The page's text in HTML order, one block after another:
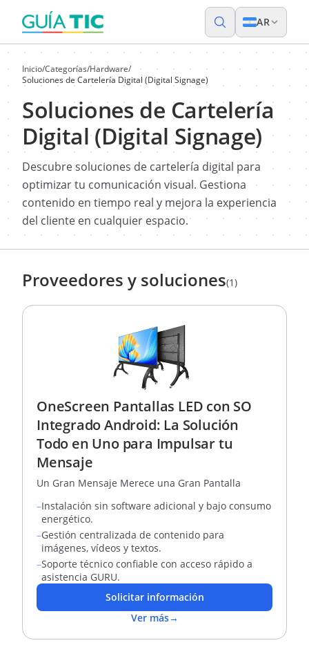
AR
Inicio/Categorías/Hardware/
Soluciones de Cartelería Digital (Digital Signage)
Soluciones de Cartelería
Digital (Digital Signage)
Descubre soluciones de cartelería digital para
optimizar tu comunicación visual. Gestiona
contenido en tiempo real y mejora la experiencia
del cliente en cualquier espacio.
Proveedores y soluciones(1)
OneScreen Pantallas LED con SO
Integrado Android: La Solución
Todo en Uno para Impulsar tu
Mensaje
Un Gran Mensaje Merece una Gran Pantalla
–Instalación sin software adicional y bajo consumo
energético.
–Gestión centralizada de contenido para
imágenes, vídeos y textos.
–Soporte técnico confiable con acceso rápido a
asistencia GURU.
Solicitar información
Ver más→